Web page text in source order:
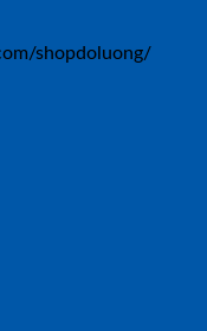
shopdoluong/